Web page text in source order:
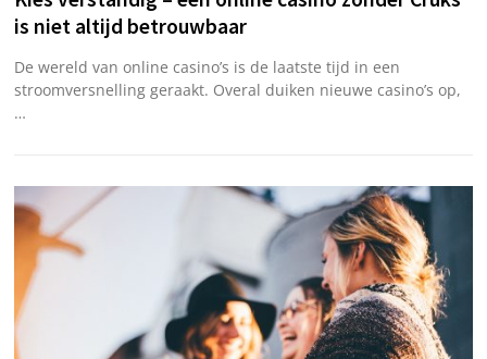
is niet altijd betrouwbaar
De wereld van online casino’s is de laatste tijd in een
stroomversnelling geraakt. Overal duiken nieuwe casino’s op,
…